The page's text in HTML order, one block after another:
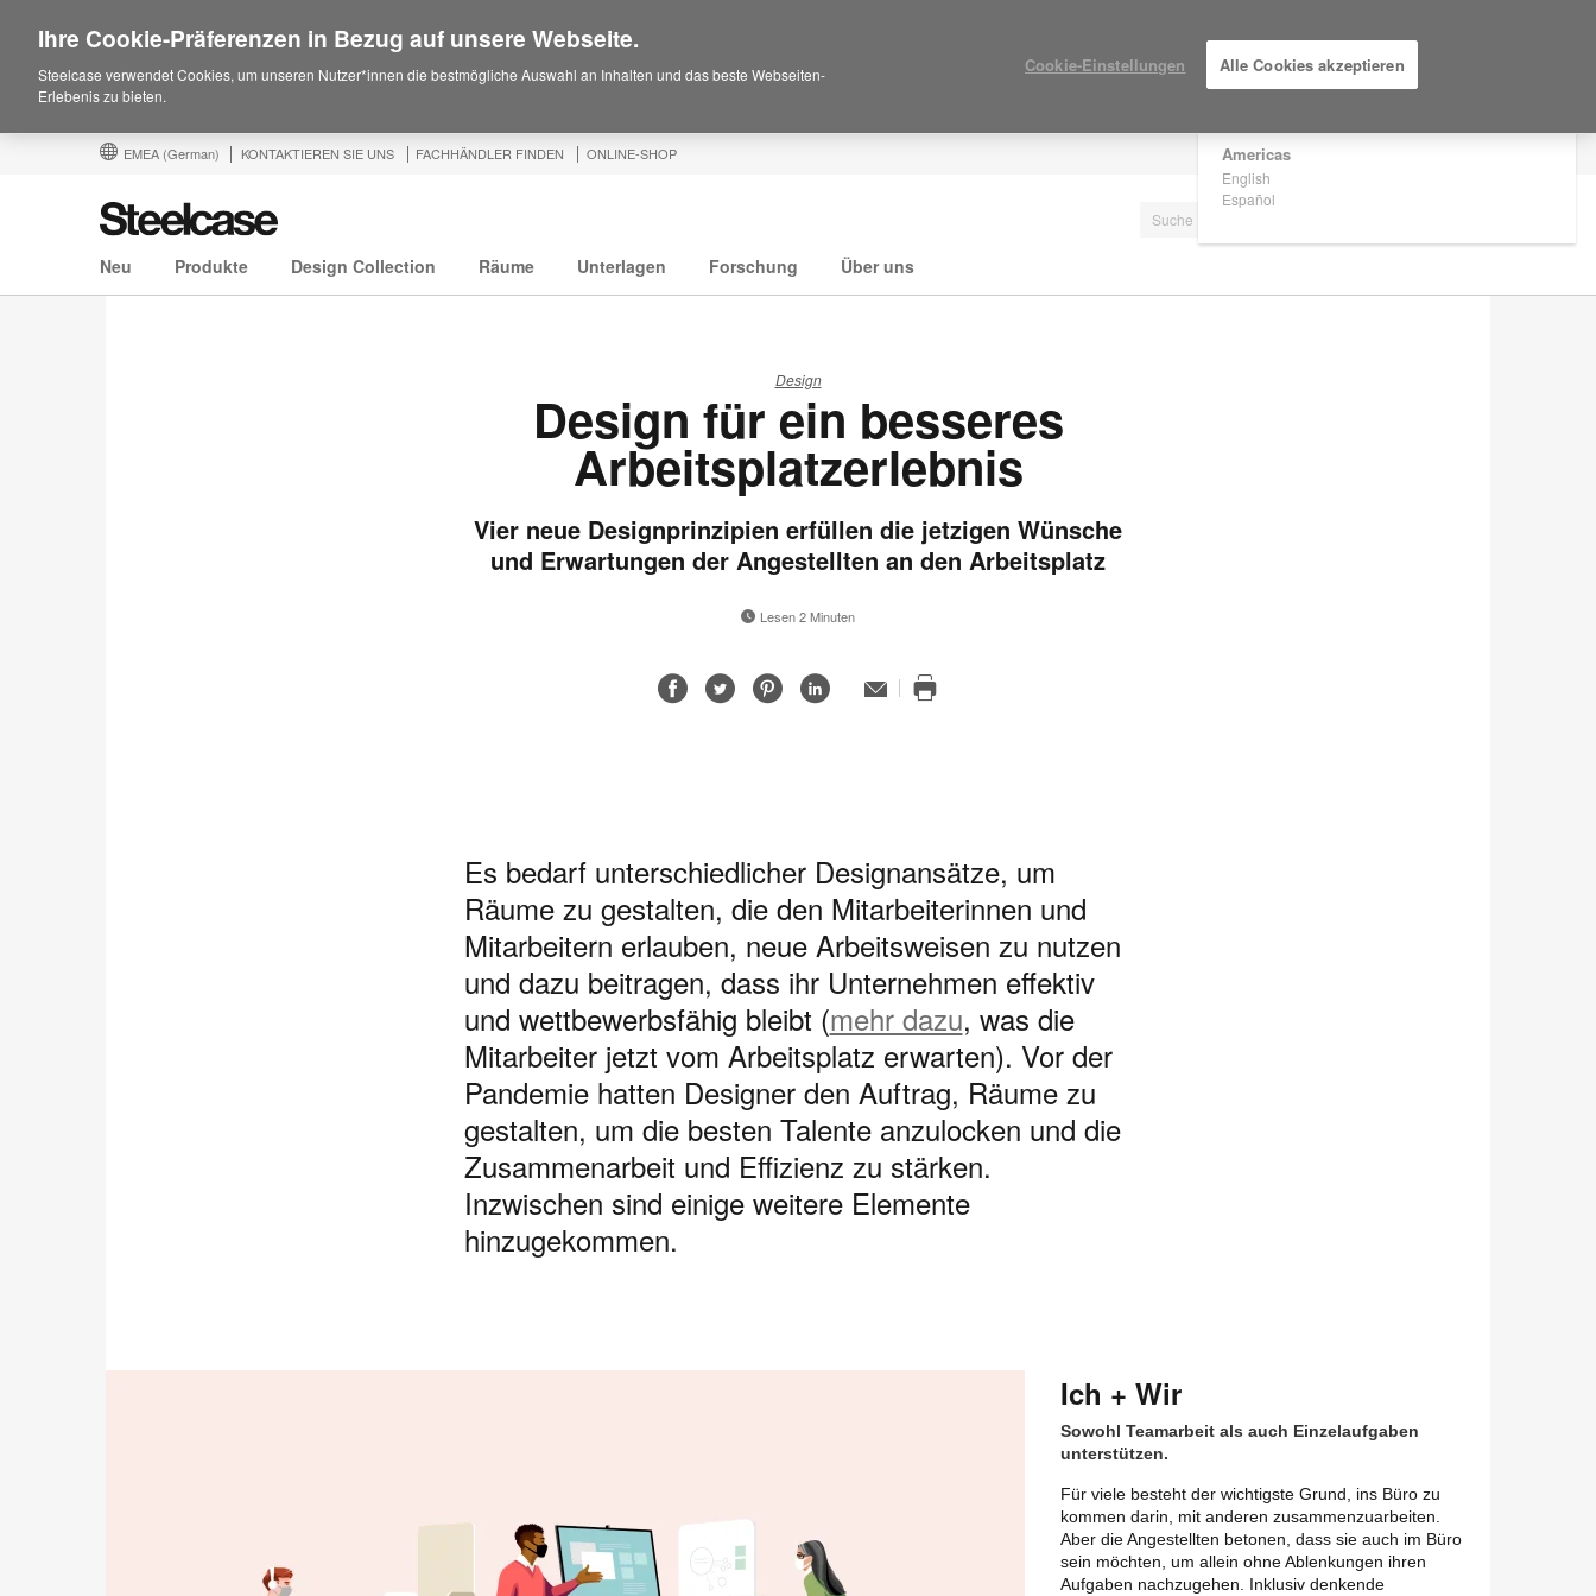
Are you in United States?
Americas
English
Español
EMEA (German) KONTAKTIEREN SIE UNS FACHHÄNDLER FINDEN ONLINE-SHOP
Neu Produkte Design Collection Räume Unterlagen Forschung Über uns
Design
Design für ein besseres
Arbeitsplatzerlebnis
Vier neue Designprinzipien erfüllen die jetzigen Wünsche
und Erwartungen der Angestellten an den Arbeitsplatz
Lesen 2 Minuten
AufAufAufAuf
E-
Es bedarf unterschiedlicher Designansätze, um
Räume zu gestalten, die den Mitarbeiterinnen und
Mitarbeitern erlauben, neue Arbeitsweisen zu nutzen
und dazu beitragen, dass ihr Unternehmen effektiv
und wettbewerbsfähig bleibt (mehr dazu, was die
Mitarbeiter jetzt vom Arbeitsplatz erwarten). Vor der
Pandemie hatten Designer den Auftrag, Räume zu
gestalten, um die besten Talente anzulocken und die
Zusammenarbeit und Effizienz zu stärken.
Inzwischen sind einige weitere Elemente
hinzugekommen.
Ich + Wir
Sowohl Teamarbeit als auch Einzelaufgaben
unterstützen.
Für viele besteht der wichtigste Grund, ins Büro zu
kommen darin, mit anderen zusammenzuarbeiten.
Aber die Angestellten betonen, dass sie auch im Büro
sein möchten, um allein ohne Ablenkungen ihren
Aufgaben nachzugehen. Inklusiv denkende
Ihre Cookie-Präferenzen in Bezug auf unsere Webseite.
Steelcase verwendet Cookies, um unseren Nutzer*innen die bestmögliche Auswahl an Inhalten und das beste Webseiten-
Erlebenis zu bieten.
Cookie-Einstellungen Alle Cookies akzeptieren